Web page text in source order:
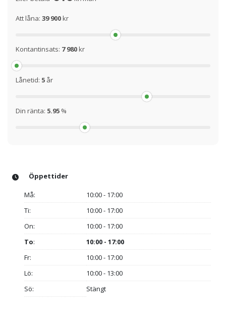
Att låna: 39 900kr
Kontantinsats: 7 980kr
Lånetid: 5 år
Din ränta: 5.95 %
Öppettider
Må:
10:00 - 17:00
Ti:
10:00 - 17:00
On:
10:00 - 17:00
To:
10:00 - 17:00
Fr:
10:00 - 17:00
Lö:
10:00 - 13:00
Sö:
Stängt